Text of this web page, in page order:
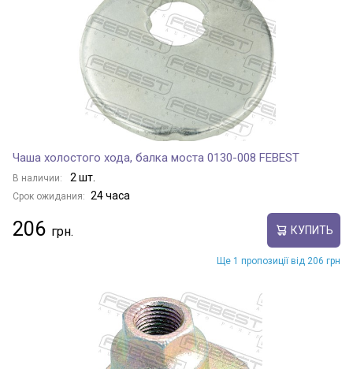
Чаша холостого хода, балка моста 0130-008 FEBEST
В наличии: 2 шт.
Срок ожидания: 24 часа
206 КУПИТЬ
Ще 1 пропозиції від 206 грн